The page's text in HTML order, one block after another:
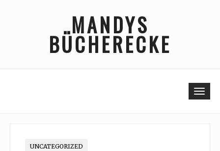
MANDYS
BÜCHERECKE
UNCATEGORIZED